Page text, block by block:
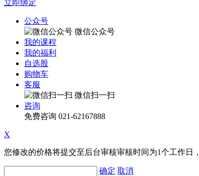
立即绑定
公众号
微信公众号
我的课程
我的福利
自选股
购物车
客服
微信扫一扫
咨询
免费咨询 021-62167888
X
您修改的价格将提交至后台审核审核时间为1个工作日
确定 取消